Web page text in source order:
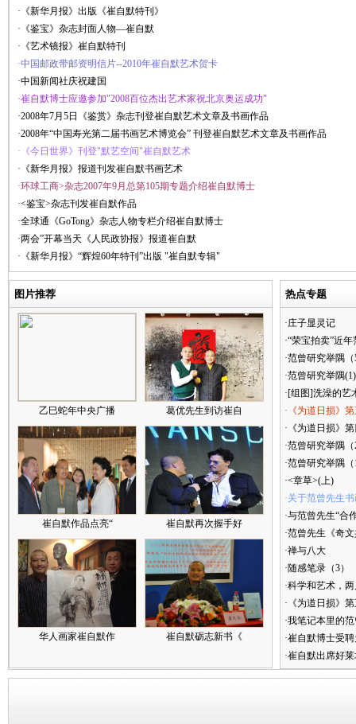
·《新华月报》出版《崔自默特刊》
·《鉴宝》杂志封面人物—崔自默
·《艺术镜报》崔自默特刊
·中国邮政带邮资明信片--2010年崔自默艺术贺卡
·中国新闻社庆祝建国
·崔自默博士应邀参加"2008百位杰出艺术家祝北京奥运成功"
·2008年7月5日《鉴赏》杂志刊登崔自默艺术文章及书画作品
·2008年“中国寿光第二届书画艺术博览会” 刊登崔自默艺术文章及书画作品
·《今日世界》刊登"默艺空间"崔自默艺术
·《新华月报》报道刊发崔自默书画艺术
·环球工商>杂志2007年9月总第105期专题介绍崔自默博士
·<鉴宝>杂志刊发崔自默作品
·全球通《GoTong》杂志人物专栏介绍崔自默博士
·两会”开幕当天《人民政协报》报道崔自默
·《新华月报》“辉煌60年特刊”出版 "崔自默专辑"
图片推荐
乙巳蛇年中央广播 葛优先生到访崔自
崔自默作品点亮“ 崔自默再次握手好
华人画家崔自默作 崔自默砺志新书《
热点专题
·庄子显灵记
·“荣宝拍卖”近
·范曾研究举隅
·范曾研究举隅(1)
·[组图]洗澡的艺
·《为道日损》
·《为道日损》
·范曾研究举隅
·范曾研究举隅
·<章草>(上)
·关于范曾先生
·与范曾先生“合
·范曾先生《奇
·禅与八大
·随感笔录（3）
·科学和艺术，
·《为道日损》
·我笔记本里的
·崔自默博士受
·崔自默出席好